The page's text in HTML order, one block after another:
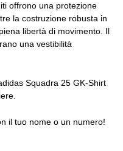
offrono una protezione
la costruzione robusta in
libertà di movimento. Il
una vestibilità
Squadra 25 GK-Shirt
il tuo nome o un numero!